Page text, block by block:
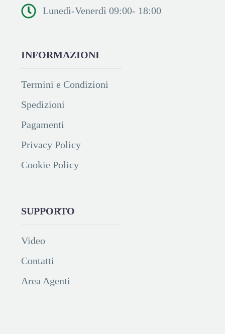
Lunedì-Venerdì 09:00- 18:00
INFORMAZIONI
Termini e Condizioni
Spedizioni
Pagamenti
Privacy Policy
Cookie Policy
SUPPORTO
Video
Contatti
Area Agenti